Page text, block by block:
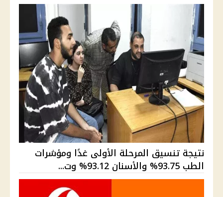
نتيجة تنسيق المرحلة الأولى غدًا ومؤشرات
الطب 93.75% والأسنان 93.12% وت...